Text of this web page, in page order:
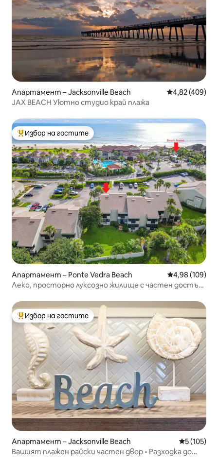
Апартамент – Jacksonville Beach Средна
4,82 (409)
JAX BEACH Уютно студио край плажа
Най-популярен избор на гостите
Избор на гостите
Апартамент – Ponte Vedra Beach Средна
4,98 (109)
Леко, просторно луксозно жилище с частен достъп
Най-популярен избор на гостите
Избор на гостите
Апартамент – Jacksonville Beach Средна
5 (105)
Вашият плажен райски частен двор • Разходка до